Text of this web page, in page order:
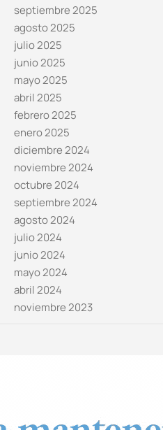
septiembre 2025
agosto 2025
julio 2025
junio 2025
mayo 2025
abril 2025
febrero 2025
enero 2025
diciembre 2024
noviembre 2024
octubre 2024
septiembre 2024
agosto 2024
julio 2024
junio 2024
mayo 2024
abril 2024
noviembre 2023